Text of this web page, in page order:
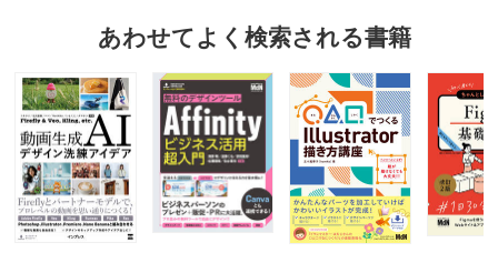
あわせてよく検索される書籍